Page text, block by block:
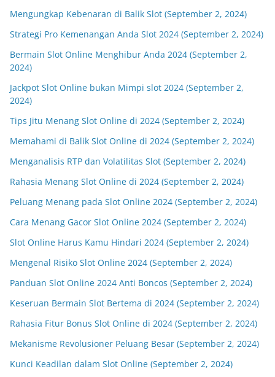
Mengungkap Kebenaran di Balik Slot (September 2, 2024)
Strategi Pro Kemenangan Anda Slot 2024 (September 2, 2024)
Bermain Slot Online Menghibur Anda 2024 (September 2,
2024)
Jackpot Slot Online bukan Mimpi slot 2024 (September 2,
2024)
Tips Jitu Menang Slot Online di 2024 (September 2, 2024)
Memahami di Balik Slot Online di 2024 (September 2, 2024)
Menganalisis RTP dan Volatilitas Slot (September 2, 2024)
Rahasia Menang Slot Online di 2024 (September 2, 2024)
Peluang Menang pada Slot Online 2024 (September 2, 2024)
Cara Menang Gacor Slot Online 2024 (September 2, 2024)
Slot Online Harus Kamu Hindari 2024 (September 2, 2024)
Mengenal Risiko Slot Online 2024 (September 2, 2024)
Panduan Slot Online 2024 Anti Boncos (September 2, 2024)
Keseruan Bermain Slot Bertema di 2024 (September 2, 2024)
Rahasia Fitur Bonus Slot Online di 2024 (September 2, 2024)
Mekanisme Revolusioner Peluang Besar (September 2, 2024)
Kunci Keadilan dalam Slot Online (September 2, 2024)